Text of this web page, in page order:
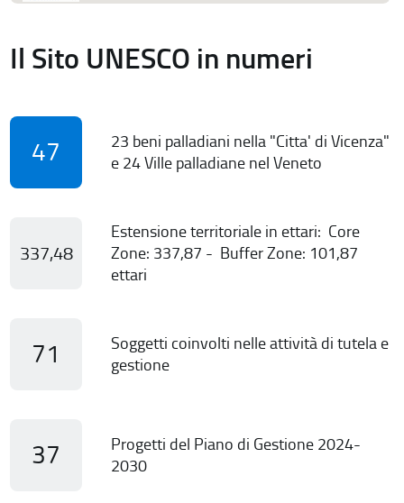
Il Sito UNESCO in numeri
47
23 beni palladiani nella "Citta' di Vicenza"
e 24 Ville palladiane nel Veneto
337,48
Estensione territoriale in ettari: Core
Zone: 337,87 - Buffer Zone: 101,87
ettari
71
Soggetti coinvolti nelle attività di tutela e
gestione
37
Progetti del Piano di Gestione 2024-
2030